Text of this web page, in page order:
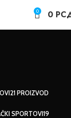
0 0
21 PROIZVOD
SPORTOVI19